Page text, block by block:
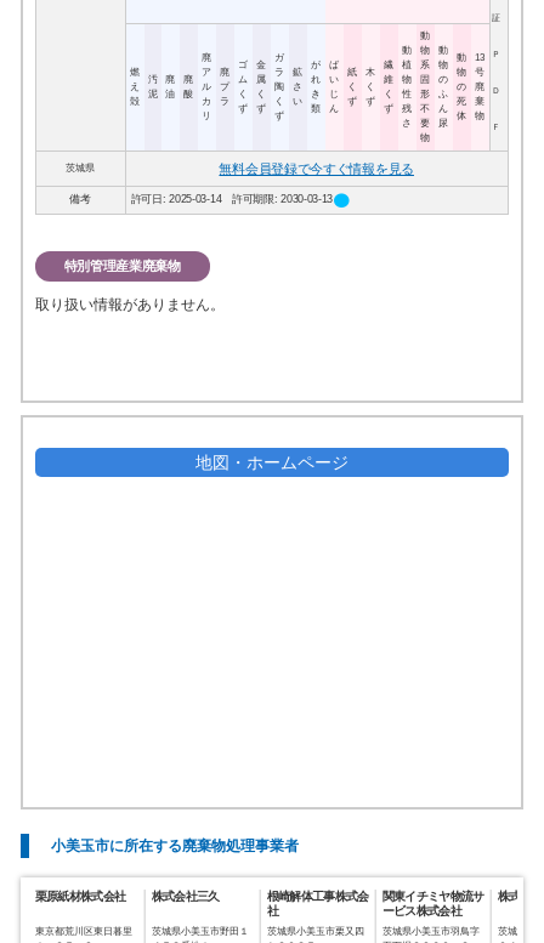
証
Ｐ
Ｄ
Ｆ
燃
え
殻
汚
泥
廃
油
廃
酸
廃
ア
ル
カ
リ
廃
プ
ラ
ゴ
ム
く
ず
金
属
く
ず
ガ
ラ
陶
く
ず
鉱
さ
い
が
れ
き
類
ば
い
じ
ん
紙
く
ず
木
く
ず
繊
維
く
ず
動
植
物
性
残
さ
動
物
系
固
形
不
要
物
動
物
の
ふ
ん
尿
動
物
の
死
体
13
号
廃
棄
物
茨城県 無料会員登録で今すぐ情報を見る
備考 許可日: 2025-03-14 許可期限: 2030-03-13circle
特別管理産業廃棄物
取り扱い情報がありません。
地図・ホームページ
小美玉市に所在する廃棄物処理事業者
栗原紙材株式会社
東京都荒川区東日暮里
株式会社三久
茨城県小美玉市野田１
根崎解体工事株式会
社
茨城県小美玉市栗又四
関東イチミヤ物流サ
ービス株式会社
茨城県小美玉市羽鳥字
株式会
茨城県小